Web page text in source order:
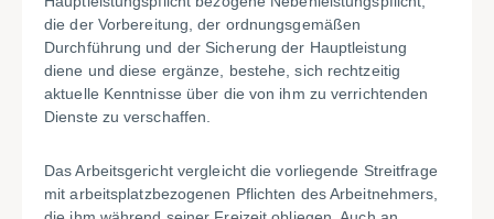
die der Vorbereitung, der ordnungsgemäßen
Durchführung und der Sicherung der Hauptleistung
diene und diese ergänze, bestehe, sich rechtzeitig
aktuelle Kenntnisse über die von ihm zu verrichtenden
Dienste zu verschaffen.
Das Arbeitsgericht vergleicht die vorliegende Streitfrage
mit arbeitsplatzbezogenen Pflichten des Arbeitnehmers,